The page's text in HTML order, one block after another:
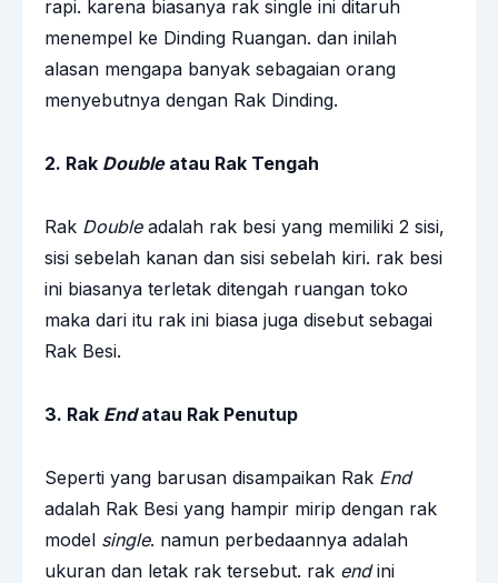
rapi. karena biasanya rak single ini ditaruh
menempel ke Dinding Ruangan. dan inilah
alasan mengapa banyak sebagaian orang
menyebutnya dengan Rak Dinding.
2. Rak Doubleatau Rak Tengah
Rak Doubleadalah rak besi yang memiliki 2 sisi,
sisi sebelah kanan dan sisi sebelah kiri. rak besi
ini biasanya terletak ditengah ruangan toko
maka dari itu rak ini biasa juga disebut sebagai
Rak Besi.
3. Rak Endatau Rak Penutup
Seperti yang barusan disampaikan Rak End
adalah Rak Besi yang hampir mirip dengan rak
model single. namun perbedaannya adalah
ukuran dan letak rak tersebut. rak endini